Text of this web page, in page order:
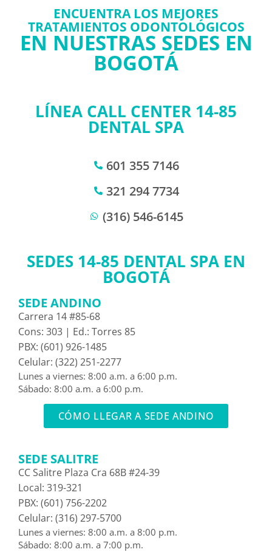
ENCUENTRA LOS MEJORES
TRATAMIENTOS ODONTOLÓGICOS
EN NUESTRAS SEDES EN
BOGOTÁ
LÍNEA CALL CENTER 14-85
DENTAL SPA
601 355 7146
321 294 7734
(316) 546-6145
SEDES 14-85 DENTAL SPA EN
BOGOTÁ
SEDE ANDINO
Carrera 14 #85-68
Cons: 303 | Ed.: Torres 85
PBX: (601) 926-1485
Celular: (322) 251-2277
Lunes a viernes: 8:00 a.m. a 6:00 p.m.
Sábado: 8:00 a.m. a 6:00 p.m.
CÓMO LLEGAR A SEDE ANDINO
SEDE SALITRE
CC Salitre Plaza Cra 68B #24-39
Local: 319-321
PBX: (601) 756-2202
Celular: (316) 297-5700
Lunes a viernes: 8:00 a.m. a 8:00 p.m.
Sábado: 8:00 a.m. a 7:00 p.m.